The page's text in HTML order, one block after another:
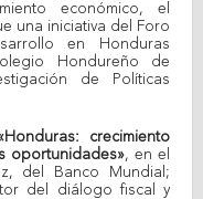
económico, el
una iniciativa del Foro
en Honduras
Hondureño de
de Políticas
crecimiento
oportunidades», en el
del Banco Mundial;
del diálogo fiscal y